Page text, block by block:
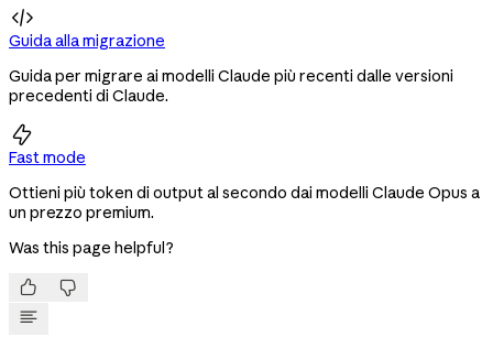

Guida alla migrazione
Guida per migrare ai modelli Claude più recenti dalle versioni
precedenti di Claude.

Fast mode
Ottieni più token di output al secondo dai modelli Claude Opus a
un prezzo premium.
Was this page helpful?
 